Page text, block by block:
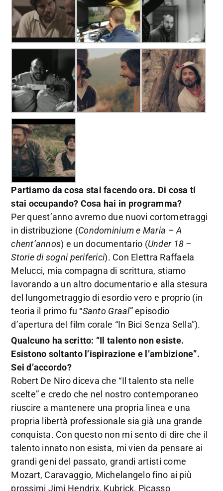
Partiamo da cosa stai facendo ora. Di cosa ti
stai occupando? Cosa hai in programma?
Per quest’anno avremo due nuovi cortometraggi
in distribuzione (Condominium e Maria –A
chent’annos) e un documentario (Under 18 –
Storie di sogni periferici). Con Elettra Raffaela
Melucci, mia compagna di scrittura, stiamo
lavorando a un altro documentario e alla stesura
del lungometraggio di esordio vero e proprio (in
teoria il primo fu “Santo Graal” episodio
d’apertura del film corale “In Bici Senza Sella”).
Qualcuno ha scritto: “Il talento non esiste.
Esistono soltanto l’ispirazione e l’ambizione”.
Sei d’accordo?
Robert De Niro diceva che “Il talento sta nelle
scelte” e credo che nel nostro contemporaneo
riuscire a mantenere una propria linea e una
propria libertà professionale sia già una grande
conquista. Con questo non mi sento di dire che il
talento innato non esista, mi vien da pensare ai
grandi geni del passato, grandi artisti come
Mozart, Caravaggio, Michelangelo fino ai più
prossimi Jimi Hendrix, Kubrick, Picasso